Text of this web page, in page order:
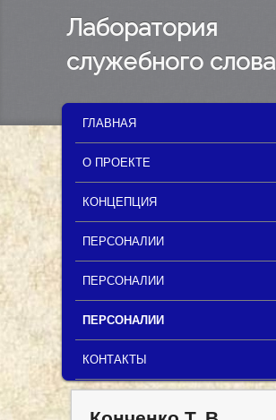
Лаборатория
служебного слова
SKIP TO PRIMARY CONTENT
SKIP TO SECONDARY CONTENT
ГЛАВНАЯ
О ПРОЕКТЕ
КОНЦЕПЦИЯ
ПЕРСОНАЛИИ
ПЕРСОНАЛИИ
ПЕРСОНАЛИИ
КОНТАКТЫ